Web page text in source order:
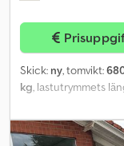
Skick: ny, tomvikt:
kg, lastutrymmets
Trestegskippvagn
känd som Debon.